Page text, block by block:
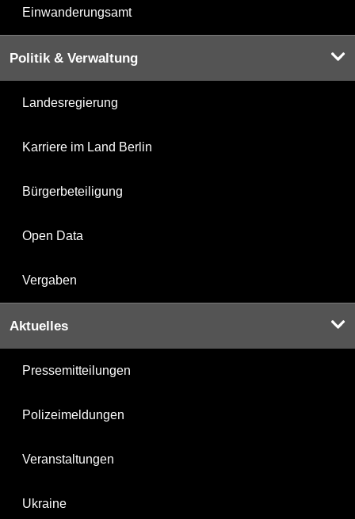
Einwanderungsamt
Politik & Verwaltung
Landesregierung
Karriere im Land Berlin
Bürgerbeteiligung
Open Data
Vergaben
Aktuelles
Pressemitteilungen
Polizeimeldungen
Veranstaltungen
Ukraine